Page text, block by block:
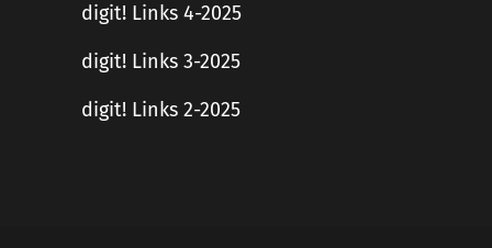
digit! Links 4-2025
digit! Links 3-2025
digit! Links 2-2025